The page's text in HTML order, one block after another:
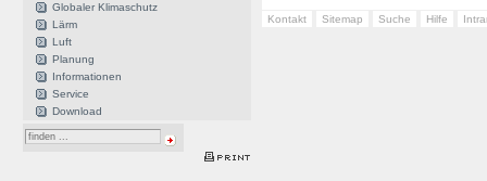
Globaler Klimaschutz
Lärm
Luft
Planung
Informationen
Service
Download
Kontakt Sitemap Suche Hilfe